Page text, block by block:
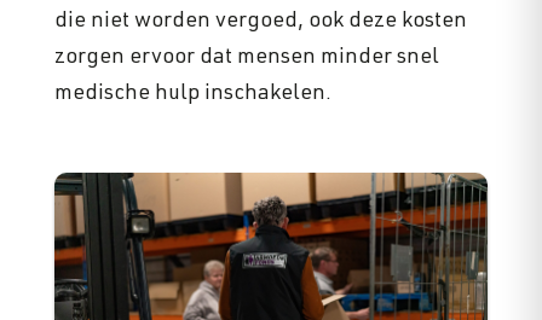
die niet worden vergoed, ook deze kosten
zorgen ervoor dat mensen minder snel
medische hulp inschakelen.